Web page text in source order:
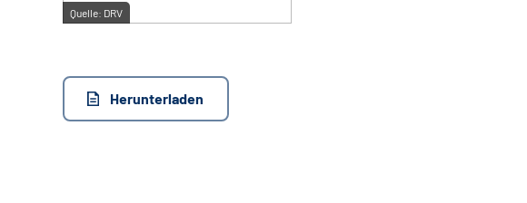
Quelle: DRV
Herunterladen